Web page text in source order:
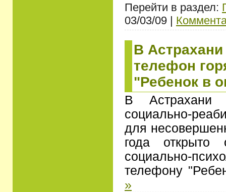
Перейти в раздел:
03/03/09 |
В Астрахани
телефон
"Ребенок в
В Астрахани
социально-
для
года открыто
социально-
телефону
»